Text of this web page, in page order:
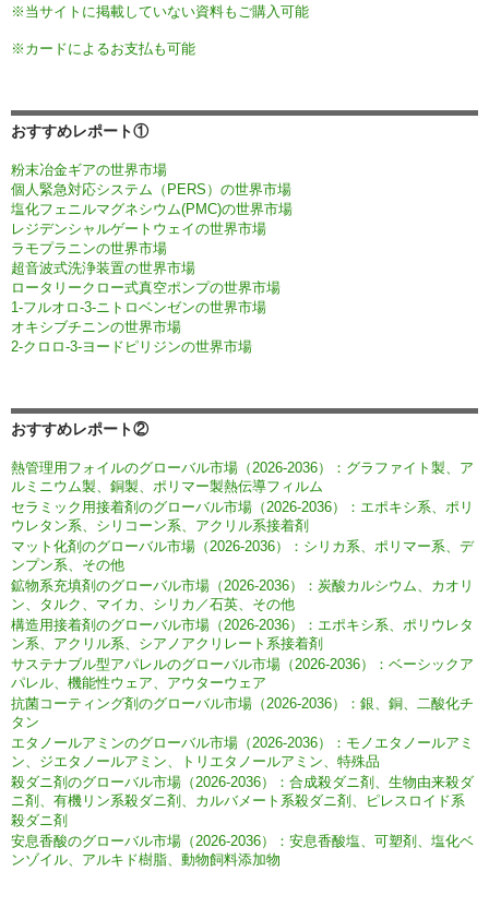
※当サイトに掲載していない資料もご購入可能
※カードによるお支払も可能
おすすめレポート①
粉末冶金ギアの世界市場
個人緊急対応システム（PERS）の世界市場
塩化フェニルマグネシウム(PMC)の世界市場
レジデンシャルゲートウェイの世界市場
ラモプラニンの世界市場
超音波式洗浄装置の世界市場
ロータリークロー式真空ポンプの世界市場
1-フルオロ-3-ニトロベンゼンの世界市場
オキシブチニンの世界市場
2-クロロ-3-ヨードピリジンの世界市場
おすすめレポート②
熱管理用フォイルのグローバル市場（2026-2036）：グラファイト製、ア
ルミニウム製、銅製、ポリマー製熱伝導フィルム
セラミック用接着剤のグローバル市場（2026-2036）：エポキシ系、ポリ
ウレタン系、シリコーン系、アクリル系接着剤
マット化剤のグローバル市場（2026-2036）：シリカ系、ポリマー系、デ
ンプン系、その他
鉱物系充填剤のグローバル市場（2026-2036）：炭酸カルシウム、カオリ
ン、タルク、マイカ、シリカ／石英、その他
構造用接着剤のグローバル市場（2026-2036）：エポキシ系、ポリウレタ
ン系、アクリル系、シアノアクリレート系接着剤
サステナブル型アパレルのグローバル市場（2026-2036）：ベーシックア
パレル、機能性ウェア、アウターウェア
抗菌コーティング剤のグローバル市場（2026-2036）：銀、銅、二酸化チ
タン
エタノールアミンのグローバル市場（2026-2036）：モノエタノールアミ
ン、ジエタノールアミン、トリエタノールアミン、特殊品
殺ダニ剤のグローバル市場（2026-2036）：合成殺ダニ剤、生物由来殺ダ
ニ剤、有機リン系殺ダニ剤、カルバメート系殺ダニ剤、ピレスロイド系
殺ダニ剤
安息香酸のグローバル市場（2026-2036）：安息香酸塩、可塑剤、塩化ベ
ンゾイル、アルキド樹脂、動物飼料添加物